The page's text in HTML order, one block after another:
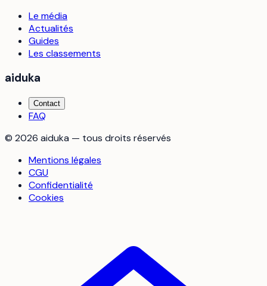
Le média
Actualités
Guides
Les classements
aiduka
Contact
FAQ
© 2026 aiduka — tous droits réservés
Mentions légales
CGU
Confidentialité
Cookies